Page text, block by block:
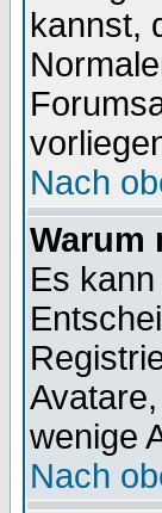
kannst,
Nach
Warum
Es
wenige
Nach